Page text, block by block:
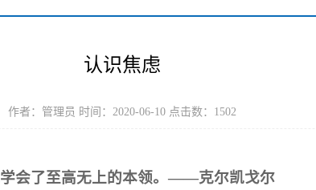
认识焦虑
作者：管理员 时间：2020-06-10 点击数： 1502
会了至高无上的本领。——克尔凯戈尔